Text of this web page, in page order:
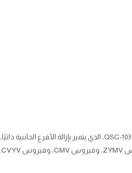
اختبر تماثلًا عاليًا وإنتاجية مرتفعة مع خيار QSC-103 F1، الذي يتميز بإزالة الأفرع الجانبية ذاتيًا،